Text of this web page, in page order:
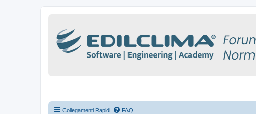
Collegamenti Rapidi FAQ